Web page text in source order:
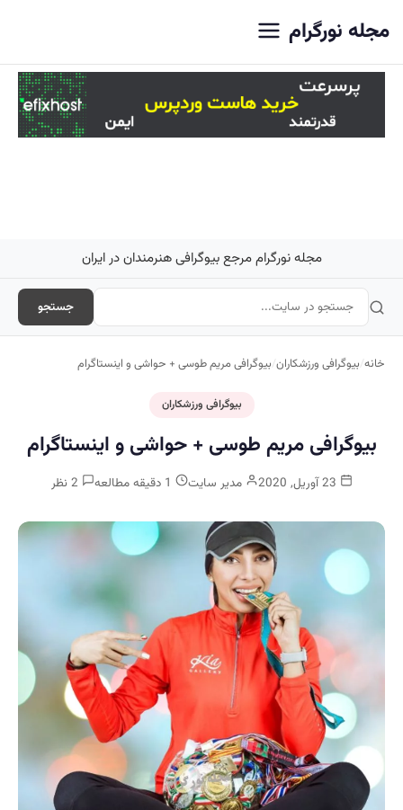
مجله نورگرام
مجله نورگرام مرجع بیوگرافی هنرمندان در ایران
جستجو
خانه/بیوگرافی ورزشکاران/بیوگرافی مریم طوسی + حواشی و اینستاگرام
بیوگرافی ورزشکاران
بیوگرافی مریم طوسی + حواشی و اینستاگرام
مدیر سایت